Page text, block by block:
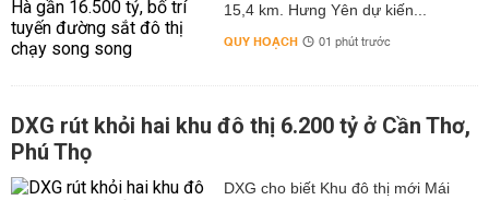
15,4 km. Hưng Yên dự kiến...
QUY HOẠCH 01 phút trước
DXG rút khỏi hai khu đô thị 6.200 tỷ ở Cần Thơ,
Phú Thọ
DXG cho biết Khu đô thị mới Mái